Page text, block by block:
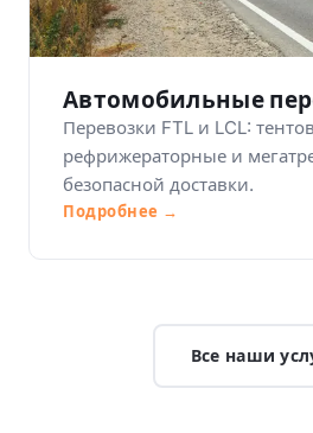
Автомобильные
Перевозки FTL и LCL:
рефрижераторные и
безопасной доставки.
Подробнее →
Все наши